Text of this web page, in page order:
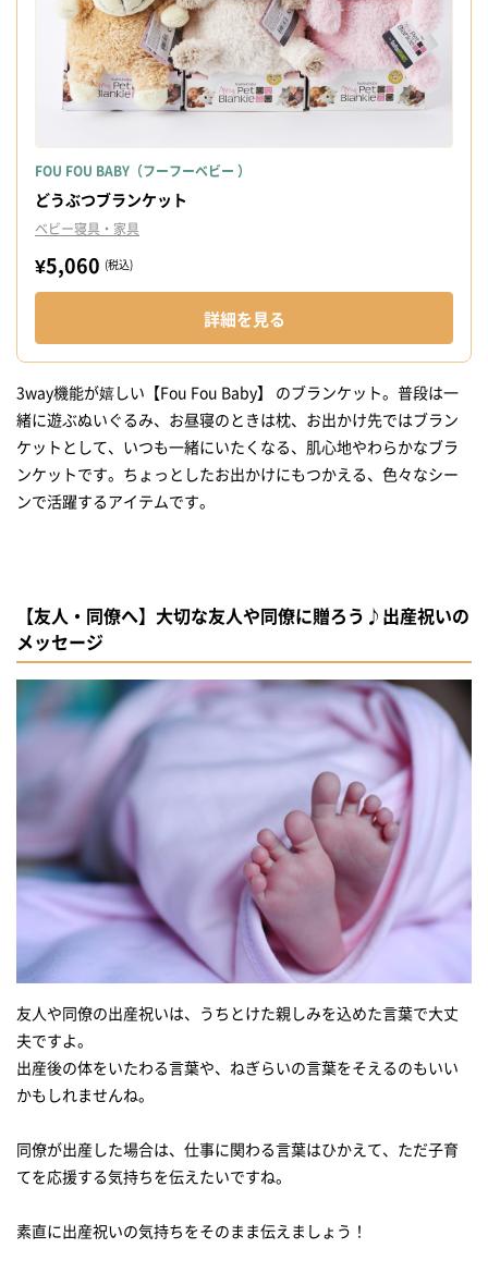
FOU FOU BABY（フーフーベビー ）
どうぶつブランケット
ベビー寝具・家具
¥5,060 (税込)
詳細を見る
3way機能が嬉しい【Fou Fou Baby】 のブランケット。普段は一
緒に遊ぶぬいぐるみ、お昼寝のときは枕、お出かけ先ではブラン
ケットとして、いつも一緒にいたくなる、肌心地やわらかなブラ
ンケットです。ちょっとしたお出かけにもつかえる、色々なシー
ンで活躍するアイテムです。
【友人・同僚へ】大切な友人や同僚に贈ろう♪出産祝いの
メッセージ
友人や同僚の出産祝いは、うちとけた親しみを込めた言葉で大丈
夫ですよ。
出産後の体をいたわる言葉や、ねぎらいの言葉をそえるのもいい
かもしれませんね。
同僚が出産した場合は、仕事に関わる言葉はひかえて、ただ子育
てを応援する気持ちを伝えたいですね。
素直に出産祝いの気持ちをそのまま伝えましょう！